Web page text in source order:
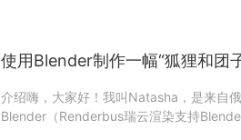
使用Blender制作一幅“狐狸和团
介绍嗨，大家好！我叫Natasha，是来自
Blender（Renderbus瑞云渲染支持